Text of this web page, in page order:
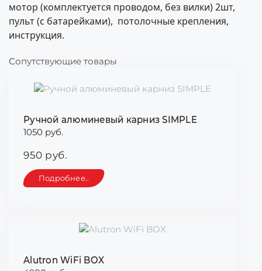
мотор (комплектуется проводом, без вилки) 2шт,
пульт (с батарейками), потолочные крепления,
инструкция.
Сопутствующие товары
Ручной алюминевый карниз SIMPLE
1050 руб.
950 руб.
Подробнее..
Alutron WiFi BOX